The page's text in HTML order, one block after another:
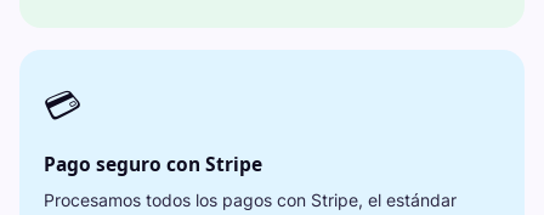
💳
Pago seguro con Stripe
Procesamos todos los pagos con Stripe, el estándar